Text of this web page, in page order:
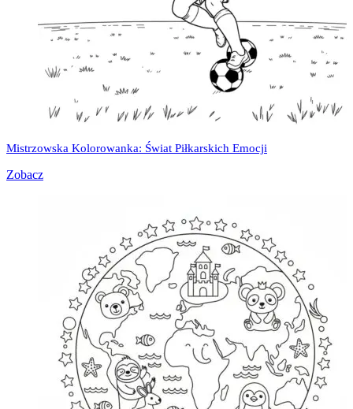
Mistrzowska Kolorowanka: Świat Piłkarskich Emocji
Zobacz